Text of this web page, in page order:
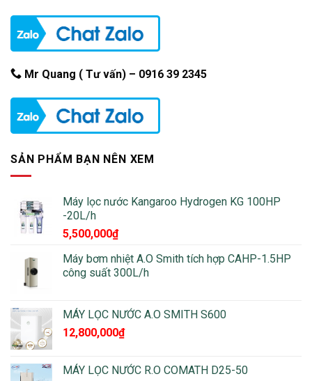
Mr Quang ( Tư vấn) – 0916 39 2345
SẢN PHẨM BẠN NÊN XEM
Máy lọc nước Kangaroo Hydrogen KG 100HP
-20L/h
5,500,000₫
Máy bơm nhiệt A.O Smith tích hợp CAHP-1.5HP
công suất 300L/h
MÁY LỌC NƯỚC A.O SMITH S600
12,800,000₫
MÁY LỌC NƯỚC R.O COMATH D25-50